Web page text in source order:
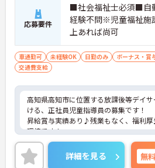
応募要件
■社会福祉士必須■自
経験不問※児童福祉施
上あれば尚可
車通勤可 未経験OK 日勤のみ ボーナス・賞
交通費支給
高知県高知市に位置する放課後等デイ
ける、正社員児童指導員の募集です！
昇給賞与実績あり♪残業もなく、福利厚
環境です！
ご興味ある方には、面接対策ポイント
詳細をお話しいたしますのでお気軽にご
い。
詳細を見る 無料